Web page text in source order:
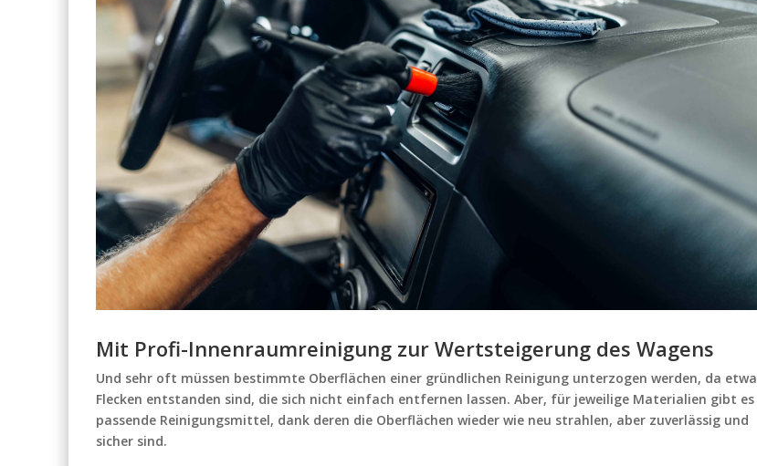
Mit Profi-Innenraumreinigung zur Wertsteigerung des Wagens
Und sehr oft müssen bestimmte Oberflächen einer gründlichen Reinigung unterzogen werden, da etwa
Flecken entstanden sind, die sich nicht einfach entfernen lassen. Aber, für jeweilige Materialien gibt es
passende Reinigungsmittel, dank deren die Oberflächen wieder wie neu strahlen, aber zuverlässig und
sicher sind.